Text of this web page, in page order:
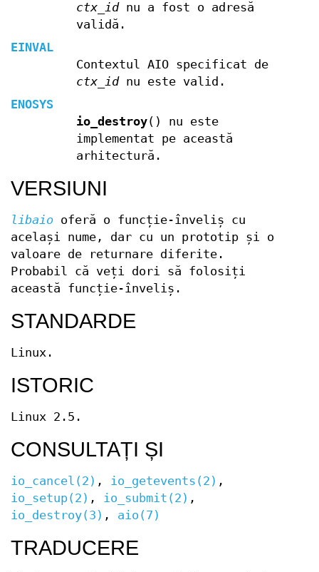
ctx_idnu a fost o adresă
validă.
EINVAL
Contextul AIO specificat de
ctx_idnu este valid.
ENOSYS
io_destroy() nu este
implementat pe această
arhitectură.
VERSIUNI
libaio oferă o funcție-înveliș cu
același nume, dar cu un prototip și o
valoare de returnare diferite.
Probabil că veți dori să folosiți
această funcție-înveliș.
STANDARDE
Linux.
ISTORIC
Linux 2.5.
CONSULTAȚI ȘI
io_cancel(2) , io_getevents(2) ,
io_setup(2) , io_submit(2) ,
io_destroy(3) , aio(7)
TRADUCERE